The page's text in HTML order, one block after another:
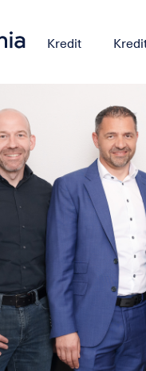
Kredit